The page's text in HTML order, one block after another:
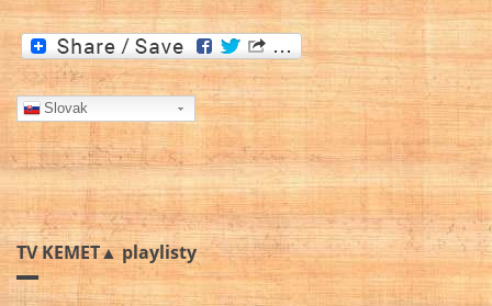
Slovak
TV KEMET▲ playlisty